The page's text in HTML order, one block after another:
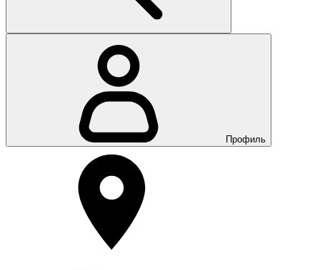
Профиль